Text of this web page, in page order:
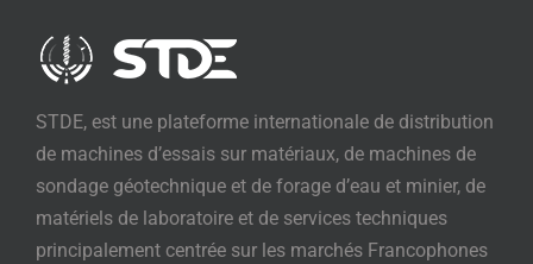
STDE, est une plateforme internationale de distribution
de machines d’essais sur matériaux, de machines de
sondage géotechnique et de forage d’eau et minier, de
matériels de laboratoire et de services techniques
principalement centrée sur les marchés Francophones